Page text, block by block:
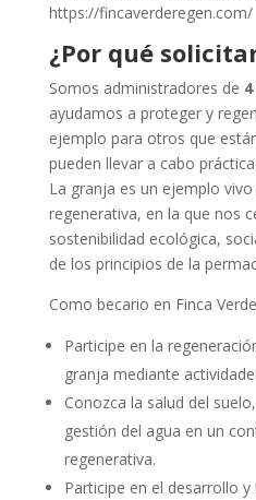
https://fincaverderegen.com/
¿Por qué
Somos administradores de
ayudamos a proteger y
ejemplo para otros que
pueden llevar a cabo
La granja es un ejemplo
regenerativa, en la que nos
sostenibilidad ecológica,
de los principios de la
Como becario en Finca
Participe en la
granja mediante
Conozca la salud del
gestión del agua en un
regenerativa.
Participe en el desarrollo